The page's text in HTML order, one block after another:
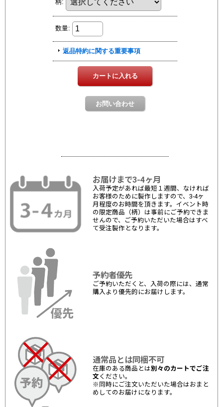
お届けまで3-4ヶ月
入荷予定があれば最短１週間、なければ
お客様のために製作しますので、3-4ヶ
月程度のお時間を頂きます。イベント時
の限定商品（柄）は事前にご予約できま
せんので、ご予約いただいた場合はすべ
て受注製作となります。
予約者優先
ご予約いただくと、入荷の際には、通常
購入より優先的にお届けします。
通常品とは同梱不可
在庫のある商品とは別々のカートでご注
文 ください。
※同時にご注文いただいた場合はおまと
めしてのお届けになります。